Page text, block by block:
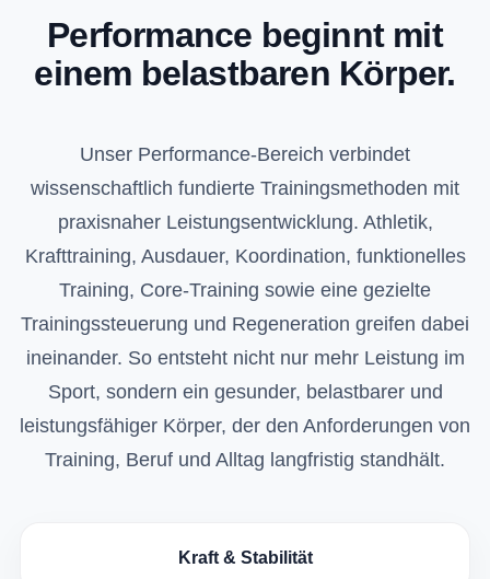
Performance beginnt mit
einem belastbaren Körper.
Unser Performance-Bereich verbindet
wissenschaftlich fundierte Trainingsmethoden mit
praxisnaher Leistungsentwicklung. Athletik,
Krafttraining, Ausdauer, Koordination, funktionelles
Training, Core-Training sowie eine gezielte
Trainingssteuerung und Regeneration greifen dabei
ineinander. So entsteht nicht nur mehr Leistung im
Sport, sondern ein gesunder, belastbarer und
leistungsfähiger Körper, der den Anforderungen von
Training, Beruf und Alltag langfristig standhält.
Kraft & Stabilität